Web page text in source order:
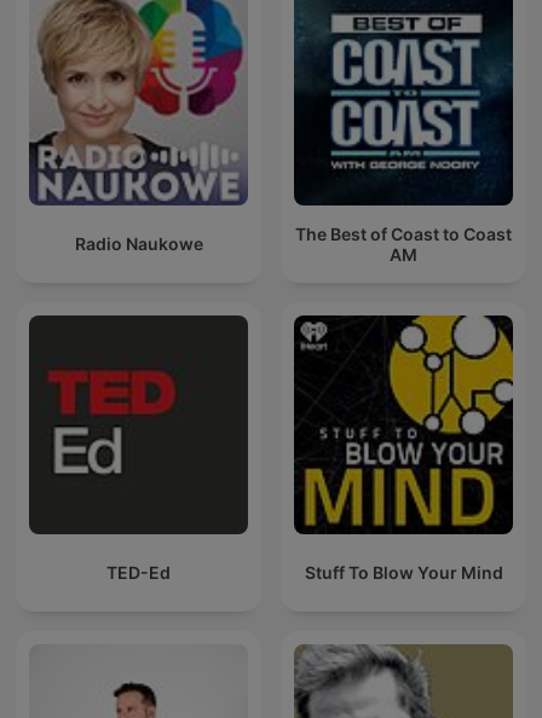
Radio Naukowe
The Best of Coast to Coast
AM
TED-Ed Stuff To Blow Your Mind